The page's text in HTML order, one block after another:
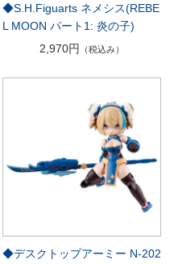
◆S.H.Figuarts ネメシス(REBE
L MOON パート1: 炎の子)
2,970円
（税込み）
◆デスクトップアーミー N-202